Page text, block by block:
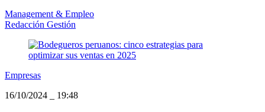
Management & Empleo
Redacción Gestión
Empresas
16/10/2024
19:48